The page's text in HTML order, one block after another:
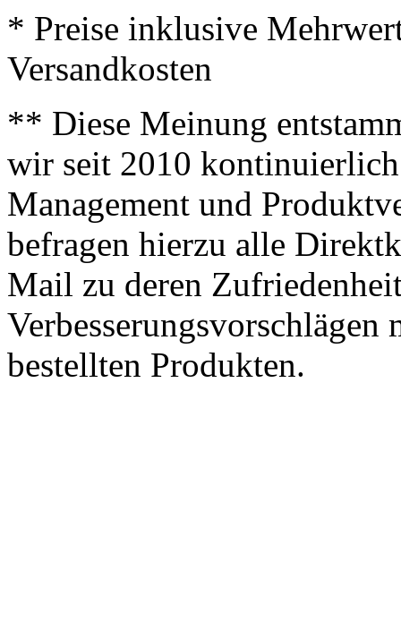
* Preise inklusive
Versandkosten
** Diese Meinung
wir seit 2010
Management und
befragen hierzu alle
Mail zu deren
bestellten Produkten.